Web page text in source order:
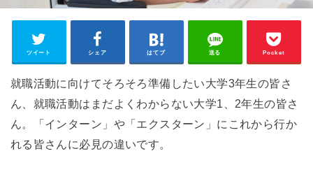
ツイート シェア はてブ 送る Pocket
就職活動に向けてそろそろ準備したい大学3年生の皆さ
ん、就職活動はまだよくわからない大学1、2年生の皆さ
ん。「インターン」や「エクスターン」にこれから行か
れる皆さんに必見の違いです。